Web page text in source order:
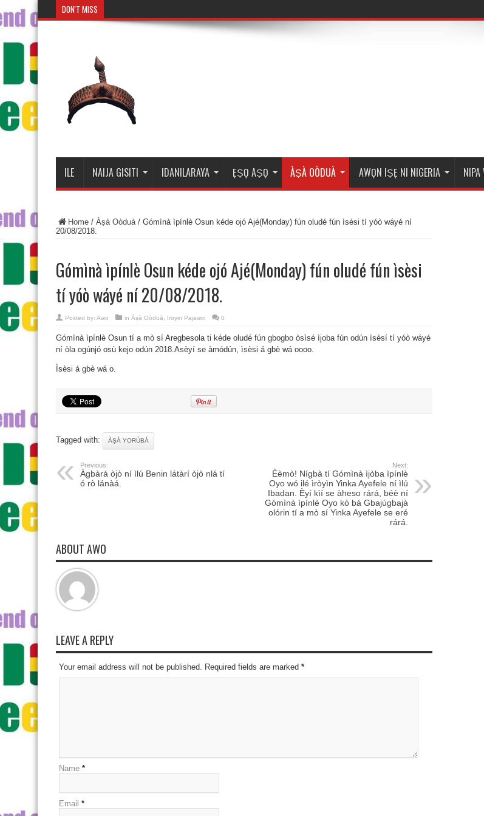
DON'T MISS
ILE NAIJA GISITI IDANILARAYA ẸṢỌ AṢỌ ÀṢÀ OÒDUÀ AWỌN IṢẸ NI NIGERIA NIPA
Home / Àṣà Oòduà/ Gómìnà ìpínlè Osun kéde ojó Ajé(Monday) fún oludé fún ìsèsi tí yóò wáyé ní
20/08/2018.
Gómìnà ìpínlè Osun kéde ojó Ajé(Monday) fún oludé fún ìsèsi
tí yóò wáyé ní 20/08/2018.
Posted by: Awo in Àṣà Oòduà Iroyin Pajawiri 0
Gómìnà ìpínlè Osun tí a mò sí Aregbesola ti kéde oludé fún gbogbo òsìsé ìjoba fún odún ìsèsí tí yóò wáyé
ní òla ogúnjó osù kejo odún 2018.Asèyí se àmódún, ìsèsi á gbè wá oooo.
Ìsèsi á gbè wá o.
Tagged with: ÀṢÀ YORÙBÁ
Previous:
Àgbàrá òjò ní ìlú Benin látàrí òjò nlá tí
ó rò lánàá.
Next:
Èèmò! Nígbà tí Gómìnà ìjòba ìpínlè
Oyo wó ilé ìròyìn Yinka Ayefele ní ìlú
Ibadan. Èyí kìí se àheso rárá, béè ní
Gómìnà ìpínlè Oyo kò bá Gbajúgbajà
olórin tí a mò sí Yinka Ayefele se eré
rárá.
ABOUT AWO
LEAVE A REPLY
Your email address will not be published. Required fields are marked *
Name *
Email *